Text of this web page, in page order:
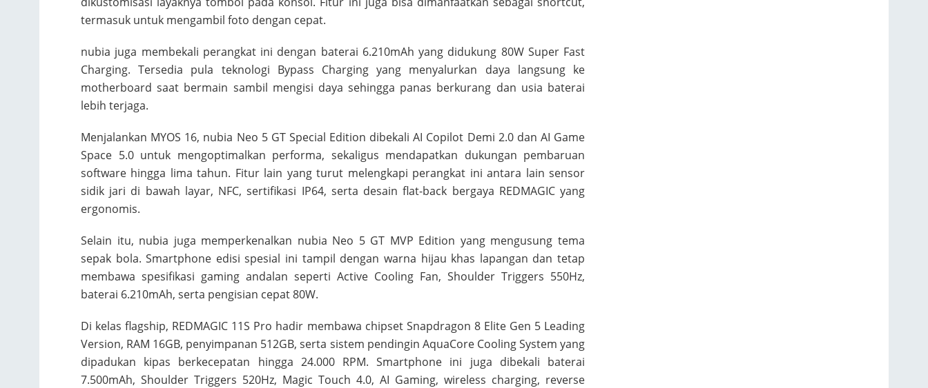
termasuk untuk mengambil foto dengan cepat.
nubia juga membekali perangkat ini dengan baterai 6.210mAh yang didukung 80W Super Fast
Charging. Tersedia pula teknologi Bypass Charging yang menyalurkan daya langsung ke
motherboard saat bermain sambil mengisi daya sehingga panas berkurang dan usia baterai
lebih terjaga.
Menjalankan MYOS 16, nubia Neo 5 GT Special Edition dibekali AI Copilot Demi 2.0 dan AI Game
Space 5.0 untuk mengoptimalkan performa, sekaligus mendapatkan dukungan pembaruan
software hingga lima tahun. Fitur lain yang turut melengkapi perangkat ini antara lain sensor
sidik jari di bawah layar, NFC, sertifikasi IP64, serta desain flat-back bergaya REDMAGIC yang
ergonomis.
Selain itu, nubia juga memperkenalkan nubia Neo 5 GT MVP Edition yang mengusung tema
sepak bola. Smartphone edisi spesial ini tampil dengan warna hijau khas lapangan dan tetap
membawa spesifikasi gaming andalan seperti Active Cooling Fan, Shoulder Triggers 550Hz,
baterai 6.210mAh, serta pengisian cepat 80W.
Di kelas flagship, REDMAGIC 11S Pro hadir membawa chipset Snapdragon 8 Elite Gen 5 Leading
Version, RAM 16GB, penyimpanan 512GB, serta sistem pendingin AquaCore Cooling System yang
dipadukan kipas berkecepatan hingga 24.000 RPM. Smartphone ini juga dibekali baterai
7.500mAh, Shoulder Triggers 520Hz, Magic Touch 4.0, AI Gaming, wireless charging, reverse